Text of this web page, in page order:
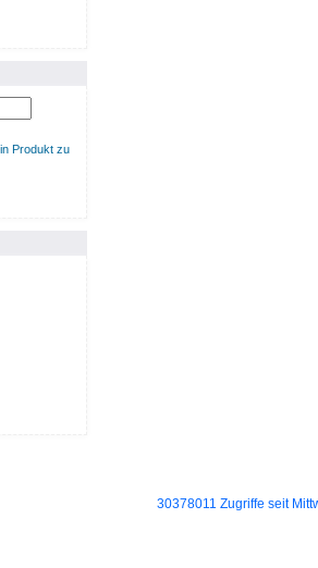
Produkt zu
30378011 Zugriffe seit